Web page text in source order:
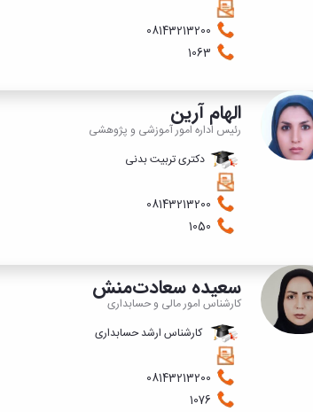
الهام آرین
رئیس اداره امور آموزشی و پژوهشی
دکتری تربیت بدنی
سعیده سعادت‌منش
کارشناس امور مالی و حسابداری
کارشناس ارشد حسابداری